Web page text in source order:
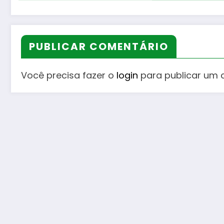
PUBLICAR COMENTÁRIO
Você precisa fazer o login para publicar um